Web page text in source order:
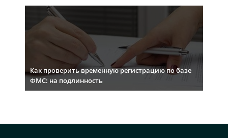
Как проверить временную регистрацию по базе
ФМС: на подлинность